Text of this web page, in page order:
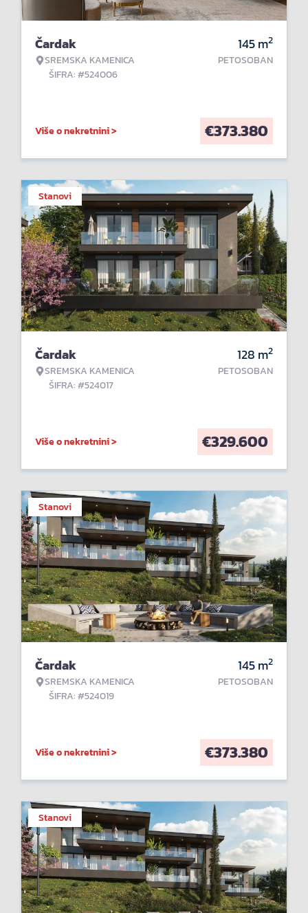
Čardak
SREMSKA KAMENICA
ŠIFRA: #524006
145m2
PETOSOBAN
Više o nekretnini > €373.380
Stanovi
Čardak
SREMSKA KAMENICA
ŠIFRA: #524017
128 m2
PETOSOBAN
Više o nekretnini > €329.600
Stanovi
Čardak
SREMSKA KAMENICA
ŠIFRA: #524019
145m2
PETOSOBAN
Više o nekretnini > €373.380
Stanovi